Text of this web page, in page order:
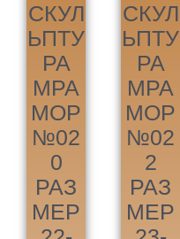
СКУЛ
ЬПТУ
РА
МРА
МОР
№02
0
РАЗ
МЕР
СКУЛ
ЬПТУ
РА
МРА
МОР
№02
2
РАЗ
МЕР